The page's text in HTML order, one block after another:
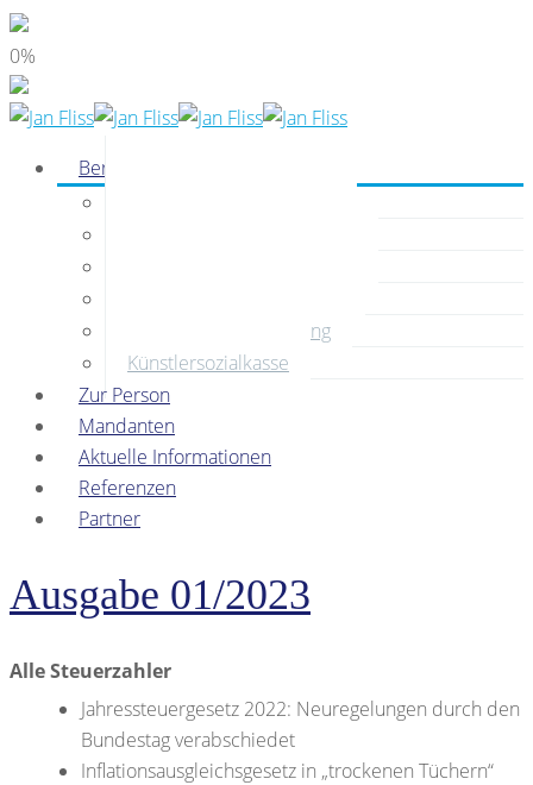
0%
Beratung
Unternehmensberatung
Künstlersozialkasse
Zur Person
Mandanten
Aktuelle Informationen
Referenzen
Partner
Ausgabe 01/2023
Alle Steuerzahler
Jahressteuergesetz 2022: Neuregelungen durch den
Bundestag verabschiedet
Inflationsausgleichsgesetz in „trockenen Tüchern“